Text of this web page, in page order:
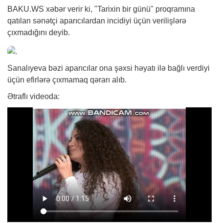
BAKU.WS xəbər verir ki, "Tarixin bir günü" proqramına
qatılan sənətçi aparıcılardan incidiyi üçün verilişlərə
çıxmadığını deyib.
Sanalıyeva bəzi aparıcılar ona şəxsi həyatı ilə bağlı verdiyi
üçün efirlərə çıxmamaq qərarı alıb.
Ətraflı videoda: